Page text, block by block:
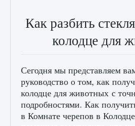
Как разбить
колодце для
Сегодня мы представляем
руководство о том, как
колодце для животных с
подробностями. Как
в Комнате черепов в